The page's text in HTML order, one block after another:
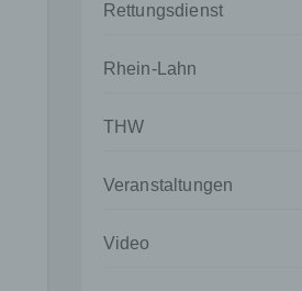
Rettungsdienst
Rhein-Lahn
THW
Veranstaltungen
Video